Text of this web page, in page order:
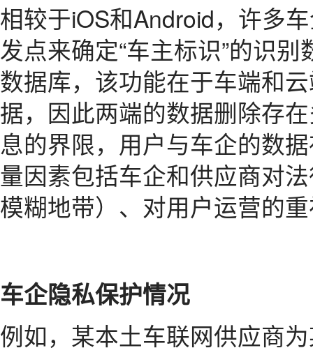
相较于iOS和Android，许多
发点来确定“车主标识”的识
数据库，该功能在于车端和
据，因此两端的数据删除存
息的界限，用户与车企的数
量因素包括车企和供应商对
模糊地带）、对用户运营的
车企隐私保护情况
例如，某本土车联网供应商